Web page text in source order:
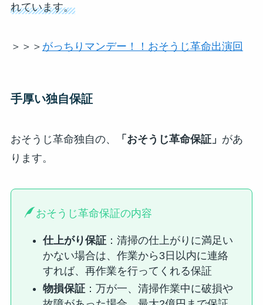
れています。
＞＞＞ がっちりマンデー！！おそうじ革命出演回
手厚い独自保証
おそうじ革命独自の、 「おそうじ革命保証」 があ
ります。
おそうじ革命保証の内容
仕上がり保証：清掃の仕上がりに満足い
かない場合は、作業から3日以内に連絡
すれば、再作業を行ってくれる保証
物損保証：万が一、清掃作業中に破損や